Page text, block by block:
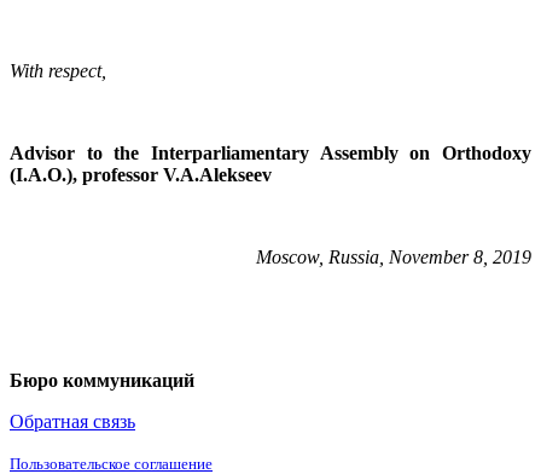
With respect,
Advisor to the Interparliamentary Assembly on Orthodoxy
(I.A.O.), professor V.A.Alekseev
Moscow, Russia November 8, 2019
Бюро коммуникаций
Обратная связь
Пользовательское соглашение